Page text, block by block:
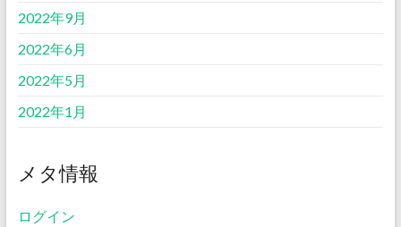
2022年9月
2022年6月
2022年5月
2022年1月
メタ情報
ログイン